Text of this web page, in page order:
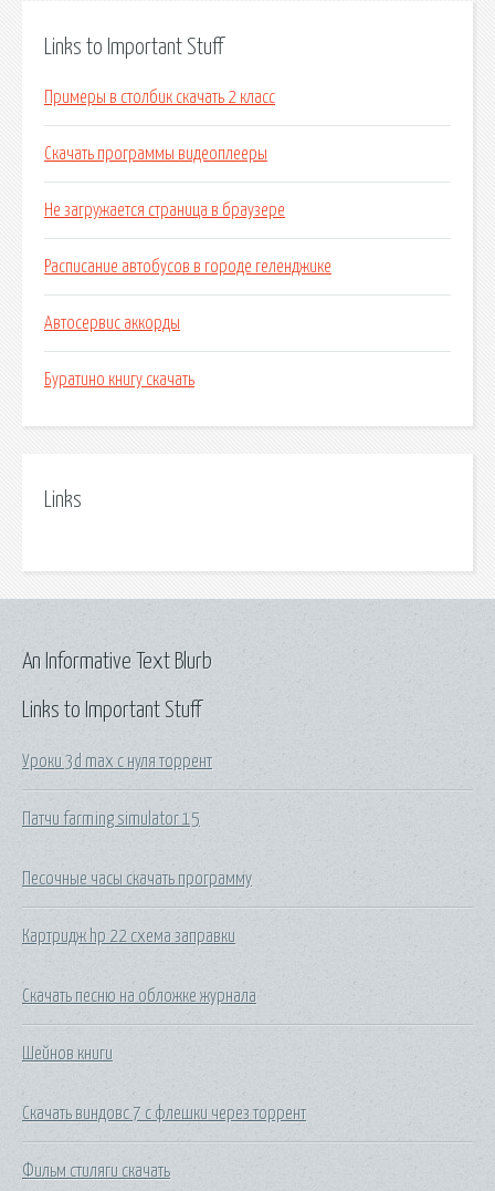
Links to Important Stuff
Примеры в столбик скачать 2 класс
Скачать программы видеоплееры
Не загружается страница в браузере
Расписание автобусов в городе геленджике
Автосервис аккорды
Буратино книгу скачать
Links
Links to Important Stuff
Уроки 3d max с нуля торрент
Патчи farming simulator 15
Песочные часы скачать программу
Картридж hp 22 схема заправки
Скачать песню на обложке журнала
Шейнов книги
Скачать виндовс 7 с флешки через торрент
Фильм стиляги скачать
An Informative Text Blurb